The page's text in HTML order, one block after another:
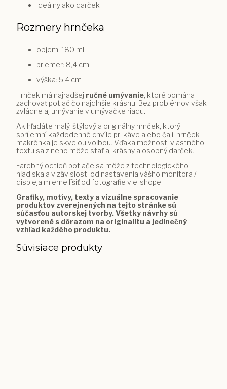
ideálny ako darček
Rozmery hrnčeka
objem: 180 ml
priemer: 8,4 cm
výška: 5,4 cm
Hrnček má najradšej ručné umývanie , ktoré pomáha
zachovať potlač čo najdlhšie krásnu. Bez problémov však
zvládne aj umývanie v umývačke riadu.
Ak hľadáte malý, štýlový a originálny hrnček, ktorý
spríjemní každodenné chvíle pri káve alebo čaji, hrnček
makrónka je skvelou voľbou. Vďaka možnosti vlastného
textu sa z neho môže stať aj krásny a osobný darček.
Farebný odtieň potlače sa môže z technologického
hľadiska a v závislosti od nastavenia vášho monitora /
displeja mierne líšiť od fotografie v e-shope.
Grafiky, motívy, texty a vizuálne spracovanie
produktov zverejnených na tejto stránke sú
súčasťou autorskej tvorby. Všetky návrhy sú
vytvorené s dôrazom na originalitu a jedinečný
vzhľad každého produktu.
Súvisiace produkty